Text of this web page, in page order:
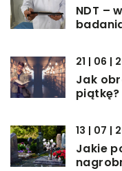
NDT –
21 | 06 |
Jak
piątkę?
13 | 07 |
Jakie